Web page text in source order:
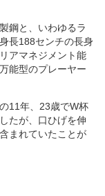
鋼と、いわゆるラ
長188センチの長身
アマネジメント能
能型のプレーヤー
11年、23歳でW杯
たが、口ひげを伸
まれていたことが